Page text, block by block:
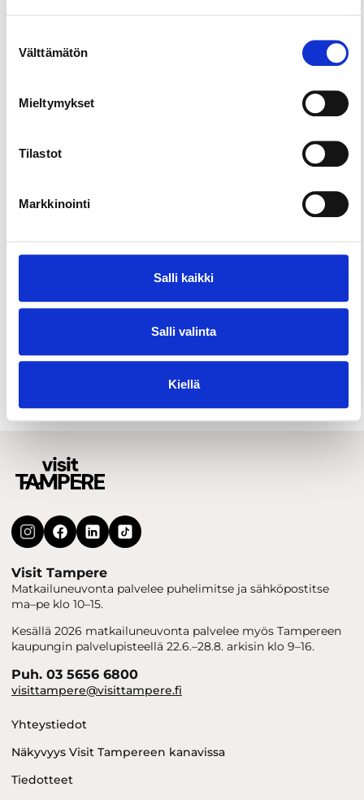
valinta
Välttämätön
Mieltymykset
Tilastot
Markkinointi
Salli kaikki
Salli valinta
Kiellä
Tulevat tapahtumat löydät Vesilahden
Visit Tampere
Matkailuneuvonta palvelee puhelimitse ja sähköpostitse
ma–pe klo 10–15.
Kesällä 2026 matkailuneuvonta palvelee myös Tampereen
kaupungin palvelupisteellä 22.6.–28.8. arkisin klo 9–16.
Puh. 03 5656 6800
visittampere@visittampere.fi
Yhteystiedot
Näkyvyys Visit Tampereen kanavissa
Tiedotteet